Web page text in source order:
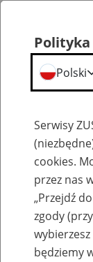
Aktualności
Polityka
Polski
Serwisy
cookies.
przez nas
„Przejdź
zgody
będziemy